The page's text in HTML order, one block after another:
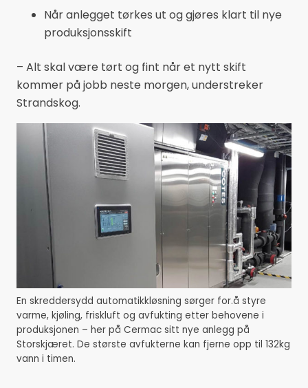
Når anlegget tørkes ut og gjøres klart til nye
produksjonsskift
– Alt skal være tørt og fint når et nytt skift
kommer på jobb neste morgen, understreker
Strandskog.
En skreddersydd automatikkløsning sørger for.å styre
varme, kjøling, friskluft og avfukting etter behovene i
produksjonen – her på Cermac sitt nye anlegg på
Storskjæret. De største avfukterne kan fjerne opp til 132kg
vann i timen.